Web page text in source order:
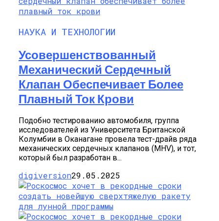
НАУКА И ТЕХНОЛОГИИ
Усовершенствованный
Механический Сердечный
Клапан Обеспечивает Более
Плавный Ток Крови
Подобно тестированию автомобиля, группа
исследователей из Университета Британской
Колумбии в Оканагане провела тест-драйв ряда
механических сердечных клапанов (MHV), и тот,
который был разработан в...
digiversion29.05.2025